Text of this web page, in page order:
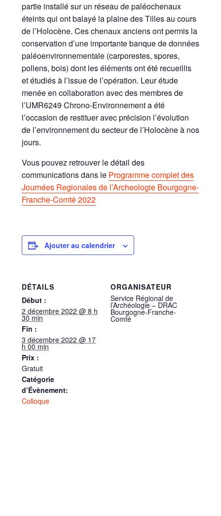
partie installé sur un réseau de paléochenaux
éteints qui ont balayé la plaine des Tilles au cours
de l’Holocène. Ces chenaux anciens ont permis la
conservation d’une importante banque de données
paléoenvironnementale (carporestes, spores,
pollens, bois) dont les éléments ont été recueillis
et étudiés à l’issue de l’opération. Leur étude
menée en collaboration avec des membres de
l’UMR6249 Chrono-Environnement a été
l’occasion de restituer avec précision l’évolution
de l’environnement du secteur de l’Holocène à nos
jours.
Vous pouvez retrouver le détail des
communications dans le Programme complet des
Journées Regionales de l’Archeologie Bourgogne-
Franche-Comté 2022
Ajouter au calendrier
DÉTAILS
Début :
2 décembre 2022 @ 8 h
30 min
Fin :
3 décembre 2022 @ 17
h 00 min
Prix :
Gratuit
Catégorie
d’Évènement:
Colloque
ORGANISATEUR
Service Régional de
l’Archéologie – DRAC
Bourgogne-Franche-
Comté